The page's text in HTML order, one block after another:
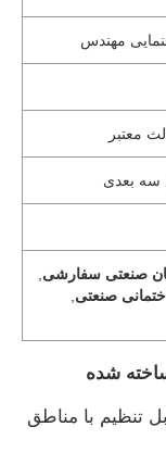
مهندس
معتبر
بعدی
صنعتی سفارشی
صنعتی
شده
تنظیم با مناطق